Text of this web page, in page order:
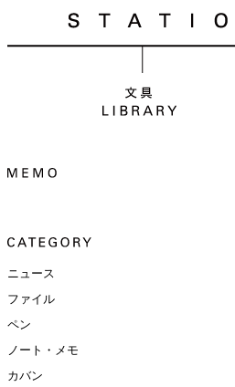
ニュース
ファイル
ペン
ノート・メモ
カバン